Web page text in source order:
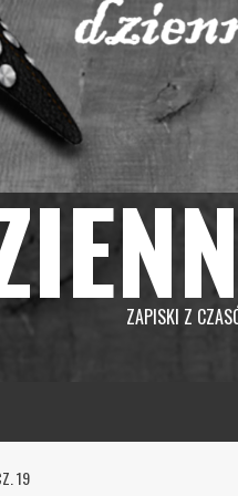
ZAPISKI Z
19